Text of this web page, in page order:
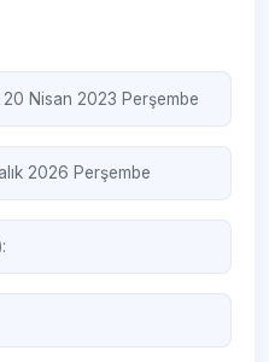
20 Nisan 2023 Perşembe
2026 Perşembe